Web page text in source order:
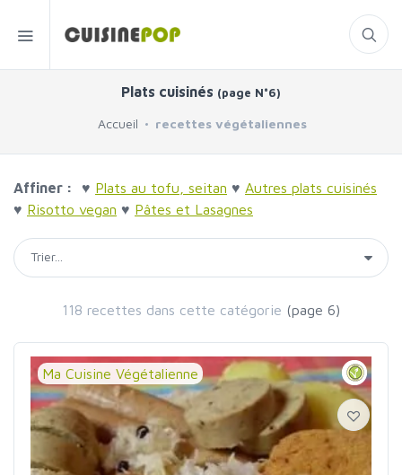
Plats cuisinés (page N°6)
Accueil recettes végétaliennes
Affiner : ♥ Plats au tofu, seitan ♥ Autres plats cuisinés
♥ Risotto vegan ♥ Pâtes et Lasagnes
118 recettes dans cette catégorie (page 6)
Ma Cuisine Végétalienne